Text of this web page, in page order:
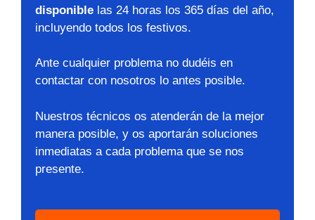
disponible las 24 horas los 365 días del año,
incluyendo todos los festivos.
Ante cualquier problema no dudéis en
contactar con nosotros lo antes posible.
Nuestros técnicos os atenderán de la mejor
manera posible, y os aportarán soluciones
inmediatas a cada problema que se nos
presente.